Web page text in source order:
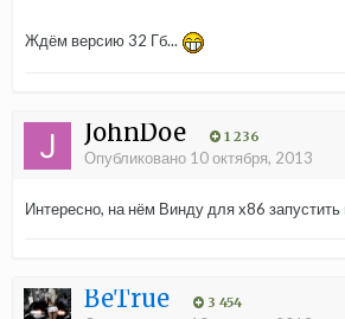
Ждём версию 32 Гб...
JohnDoe 1 236
Опубликовано 10 октября, 2013
Интересно, на нём Винду для x86 запустить
BeTrue 3 454